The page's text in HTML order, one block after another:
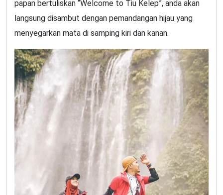
papan bertuliskan “Welcome to Tiu Kelep”, anda akan
langsung disambut dengan pemandangan hijau yang
menyegarkan mata di samping kiri dan kanan.